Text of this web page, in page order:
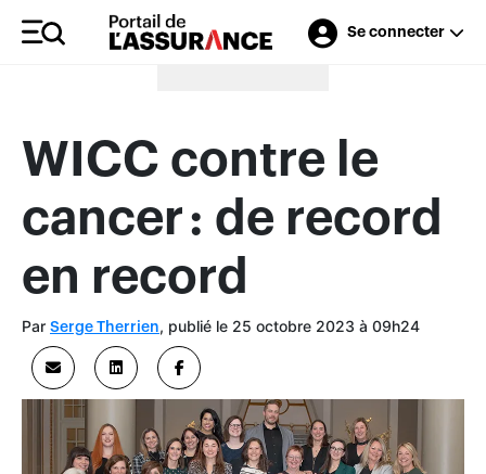
Se connecter
Merci à nos annonceurs
WICC contre le
cancer : de record
en record
Par Serge Therrien, publié le 25 octobre 2023 à 09h24